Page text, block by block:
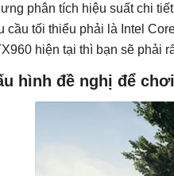
phân tích hiệu suất chi
cầu tối thiểu phải là Intel
hiện tại thì bạn sẽ phải
hình đề nghị để